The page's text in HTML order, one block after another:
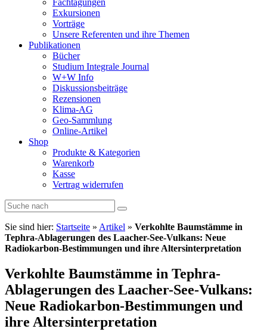
Fachtagungen
Exkursionen
Vorträge
Unsere Referenten und ihre Themen
Publikationen
Bücher
Studium Integrale Journal
W+W Info
Diskussionsbeiträge
Rezensionen
Klima-AG
Geo-Sammlung
Online-Artikel
Shop
Produkte & Kategorien
Warenkorb
Kasse
Vertrag widerrufen
Sie sind hier: Startseite » Artikel » Verkohlte Baumstämme in
Tephra-Ablagerungen des Laacher-See-Vulkans: Neue
Radiokarbon-Bestimmungen und ihre Altersinterpretation
Verkohlte Baumstämme in Tephra-
Ablagerungen des Laacher-See-Vulkans:
Neue Radiokarbon-Bestimmungen und
ihre Altersinterpretation